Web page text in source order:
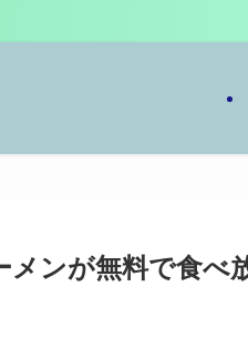
料理は苦手。だけど美味しい
ンが無料で食べ